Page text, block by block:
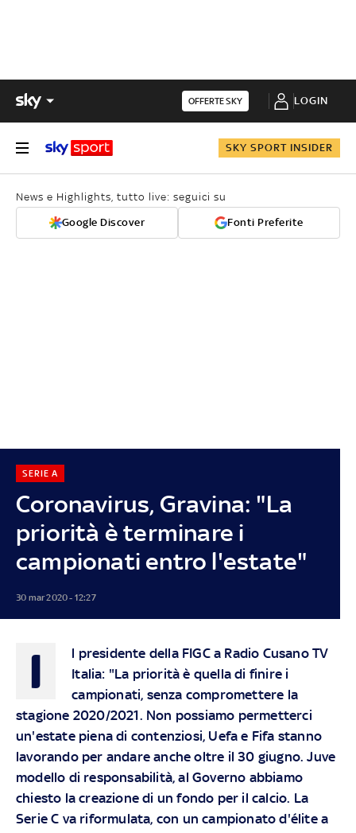
OFFERTE SKY LOGIN
SKY SPORT INSIDER
News e Highlights, tutto live: seguici su
Google Discover Fonti Preferite
Coronavirus, Gravina: "La
priorità è terminare i
campionati entro l'estate"
SERIE A
30 mar 2020 - 12:27
I
l presidente della FIGC a Radio Cusano TV
Italia: "La priorità è quella di finire i
campionati, senza compromettere la
stagione 2020/2021. Non possiamo permetterci
un'estate piena di contenziosi, Uefa e Fifa stanno
lavorando per andare anche oltre il 30 giugno. Juve
modello di responsabilità, al Governo abbiamo
chiesto la creazione di un fondo per il calcio. La
Serie C va riformulata, con un campionato d'élite a